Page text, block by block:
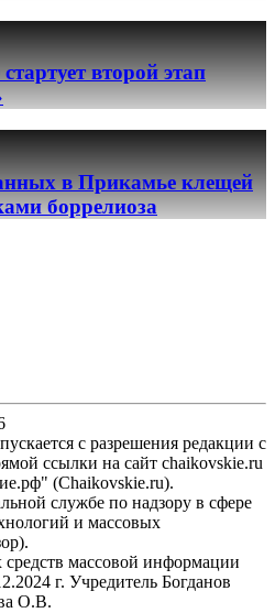
второй этап
в Прикамье клещей
боррелиоза
с разрешения редакции с
ссылки на сайт chaikovskie.ru
(Chaikovskie.ru).
службе по надзору в сфере
и массовых
средств массовой информации
г. Учредитель Богданов
О.В.